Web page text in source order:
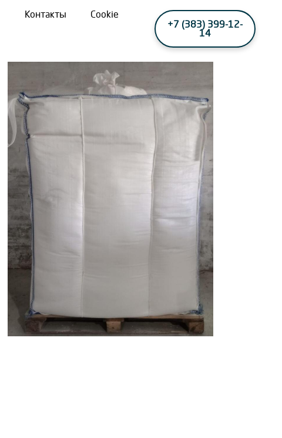
Контакты Cookie
+7 (383) 399-12-
14